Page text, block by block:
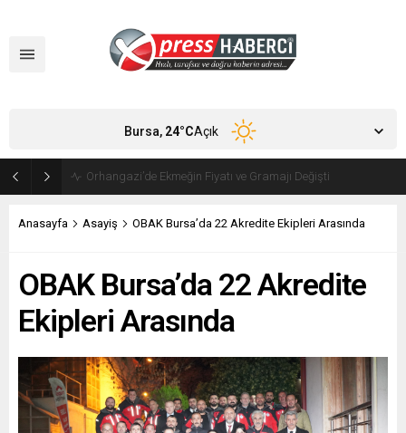
Orhangazi’de Ekmeğin Fiyatı ve Gramajı Değişti
Bursa, 24°CAçık
Anasayfa Asayiş OBAK Bursa’da 22 Akredite Ekipleri Arasında
OBAK Bursa’da 22 Akredite
Ekipleri Arasında